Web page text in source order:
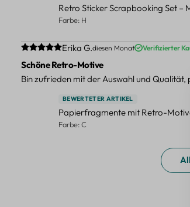
Retro Sticker Scrapbooking Set –
Farbe: H
Durchschnittliche Bewertung von 5 von 5
Erika G.diesen Monat Verifizierter
Schöne Retro-Motive
Bin zufrieden mit der Auswahl und Qualität,
BEWERTETER ARTIKEL
Papierfragmente mit Retro-
Farbe: C